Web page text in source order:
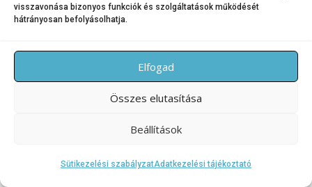
visszavonása bizonyos funkciók és szolgáltatások működését
hátrányosan befolyásolhatja.
Elfogad
Összes elutasítása
Beállítások
Sütikezelési szabályzatAdatkezelési tájékoztató